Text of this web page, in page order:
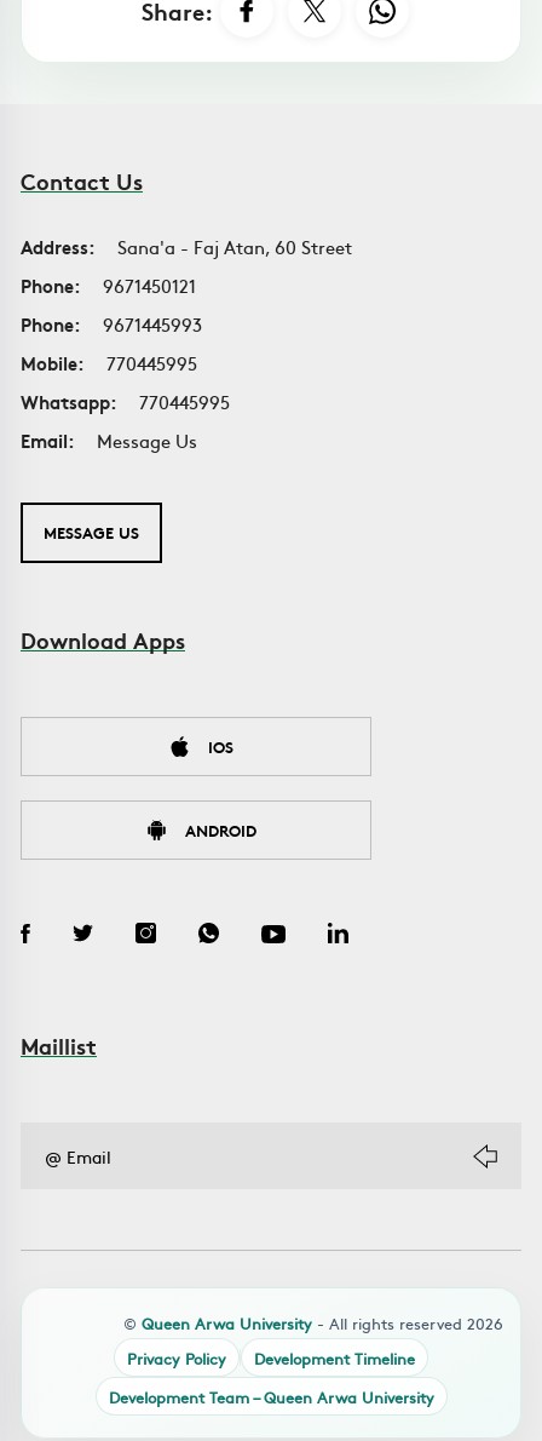
Share:
Contact Us
Address:
Sana'a - Faj Atan, 60 Street
Phone:
9671450121
Phone:
9671445993
Mobile:
770445995
Whatsapp:
770445995
Email:
Message Us
MESSAGE US
Download Apps
IOS
ANDROID
Maillist
© Queen Arwa University - All rights reserved 2026
Privacy Policy
Development Timeline
Development Team – Queen Arwa University